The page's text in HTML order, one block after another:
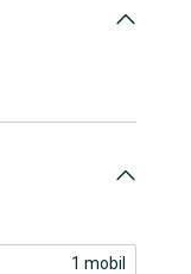
1 mobil